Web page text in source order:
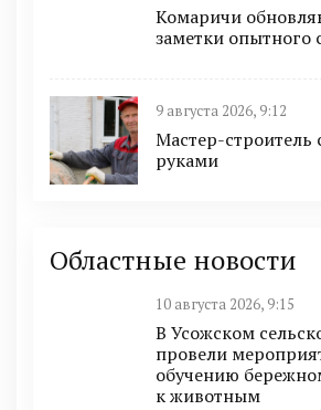
Комаричи
заметки опытного
9 августа 2026, 9:12
Мастер-строитель
руками
Областные новости
10 августа 2026, 9:15
В Усожском
провели
обучению
к животным